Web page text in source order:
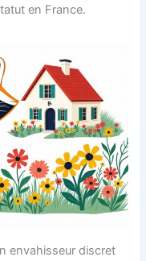
en France.
envahisseur discret